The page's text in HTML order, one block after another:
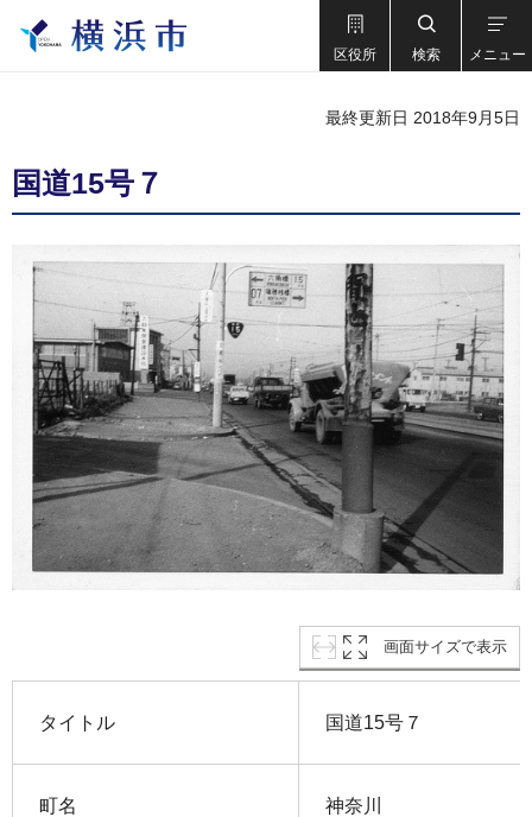
区役所 検索 メニュー
最終更新日 2018年9月5日
国道15号７
画面サイズで表示
タイトル 国道15号７
町名 神奈川